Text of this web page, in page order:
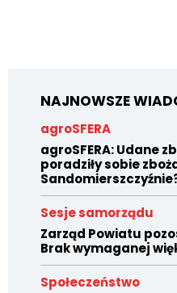
NAJNOWSZE
agroSFERA
agroSFERA: Udane
poradziły sobie
Sesje samorządu
Zarząd Powiatu
Brak wymaganej
Społeczeństwo